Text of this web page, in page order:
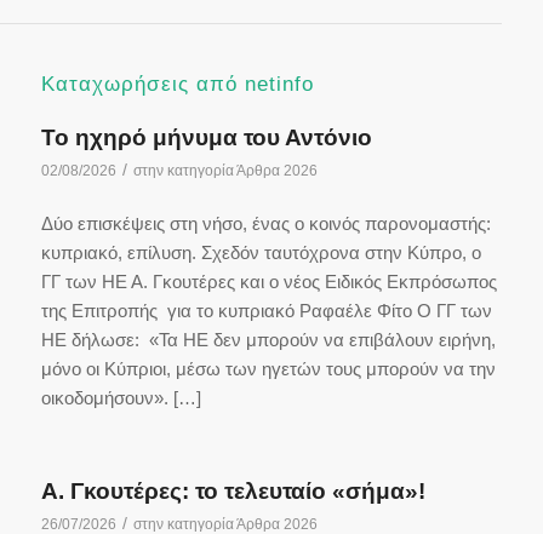
Καταχωρήσεις από netinfo
Το ηχηρό μήνυμα του Αντόνιο
02/08/2026 / στην κατηγορίαΆρθρα 2026
Δύο επισκέψεις στη νήσο, ένας ο κοινός παρονομαστής:
κυπριακό, επίλυση. Σχεδόν ταυτόχρονα στην Κύπρο, ο
ΓΓ των ΗΕ Α. Γκουτέρες και ο νέος Ειδικός Εκπρόσωπος
της Επιτροπής για το κυπριακό Ραφαέλε Φίτο Ο ΓΓ των
ΗΕ δήλωσε: «Τα ΗΕ δεν μπορούν να επιβάλουν ειρήνη,
μόνο οι Κύπριοι, μέσω των ηγετών τους μπορούν να την
οικοδομήσουν». […]
Α. Γκουτέρες: το τελευταίο «σήμα»!
26/07/2026 / στην κατηγορίαΆρθρα 2026